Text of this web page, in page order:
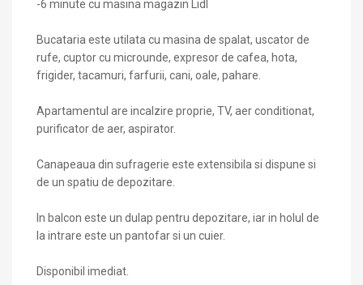
-6 minute cu masina magazin Lidl
Bucataria este utilata cu masina de spalat, uscator de
rufe, cuptor cu microunde, expresor de cafea, hota,
frigider, tacamuri, farfurii, cani, oale, pahare.
Apartamentul are incalzire proprie, TV, aer conditionat,
purificator de aer, aspirator.
Canapeaua din sufragerie este extensibila si dispune si
de un spatiu de depozitare.
In balcon este un dulap pentru depozitare, iar in holul de
la intrare este un pantofar si un cuier.
Disponibil imediat.